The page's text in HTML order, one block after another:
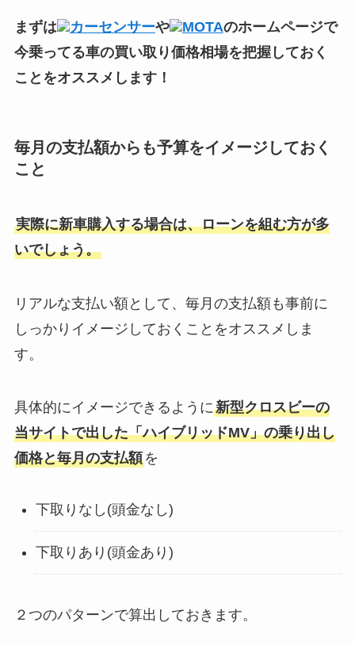
まずは カーセンサーや MOTAのホームページで
今乗ってる車の買い取り価格相場を把握しておく
ことをオススメします！
毎月の支払額からも予算をイメージしておく
こと
実際に新車購入する場合は、ローンを組む方が多
いでしょう。
リアルな支払い額として、毎月の支払額も事前に
しっかりイメージしておくことをオススメしま
す。
具体的にイメージできるように新型クロスビーの
当サイトで出した「ハイブリッドMV」の乗り出し
価格と毎月の支払額を
下取りなし(頭金なし)
下取りあり(頭金あり)
２つのパターンで算出しておきます。